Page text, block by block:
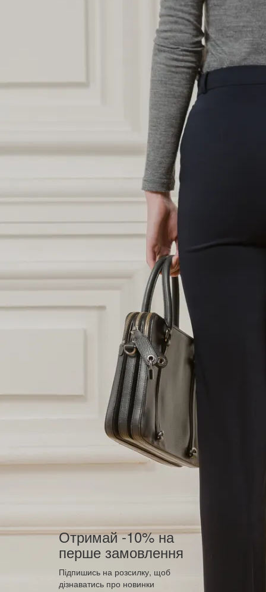
Отримай -10% на
перше замовлення
Підпишись на розсилку, щоб
дізнаватись про новинки